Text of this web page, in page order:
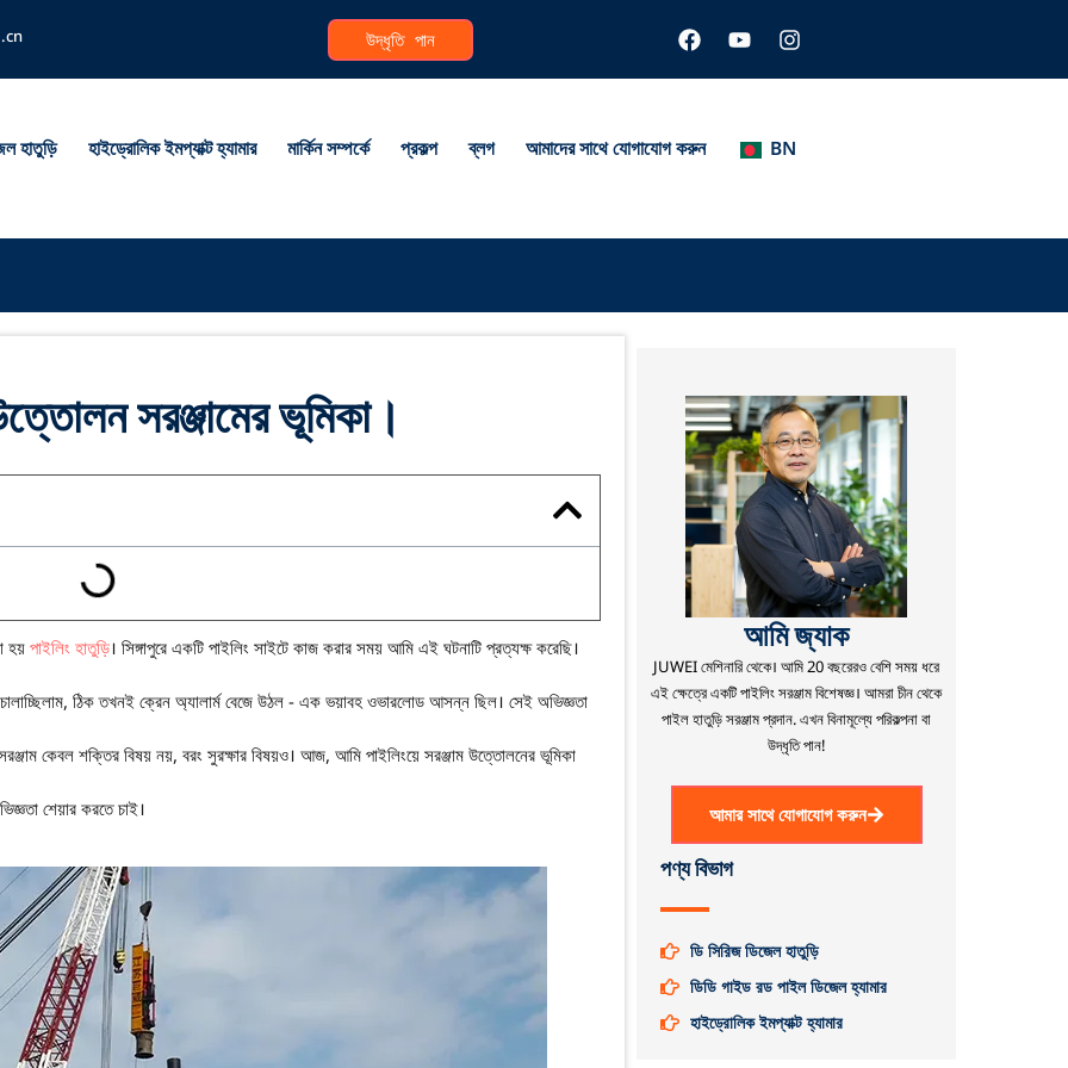
উদ্ধৃতি পান ফে
স
বু
ই
উ
টি
ই
ন
স্টা
হাতুড়ি হাইড্রোলিক ইমপ্যাক্ট হ্যামার মার্কিন সম্পর্কে প্রকল্প ব্লগ আমাদের সাথে যোগাযোগ করুন BN
সরঞ্জামের ভূমিকা।
হয় পাইলিং হাতুড়ি। সিঙ্গাপুরে একটি পাইলিং সাইটে কাজ করার সময় আমি এই ঘটনাটি প্রত্যক্ষ করেছি।
ঠিক তখনই ক্রেন অ্যালার্ম বেজে উঠল - এক ভয়াবহ ওভারলোড আসন্ন ছিল। সেই অভিজ্ঞতা
কেবল শক্তির বিষয় নয়, বরং সুরক্ষার বিষয়ও। আজ, আমি পাইলিংয়ে সরঞ্জাম উত্তোলনের ভূমিকা
শেয়ার করতে চাই।
আমি জ্যাক
JUWEI মেশিনারি থেকে। আমি 20 বছরেরও বেশি সময় ধরে
এই ক্ষেত্রে একটি পাইলিং সরঞ্জাম বিশেষজ্ঞ। আমরা চীন থেকে
পাইল হাতুড়ি সরঞ্জাম প্রদান.এখন বিনামূল্যে পরিকল্পনা বা
উদ্ধৃতি পান!
আমার সাথে যোগাযোগ করুন
পণ্য বিভাগ
ডি সিরিজ ডিজেল হাতুড়ি
ডিডি গাইড রড পাইল ডিজেল হ্যামার
হাইড্রোলিক ইমপ্যাক্ট হ্যামার